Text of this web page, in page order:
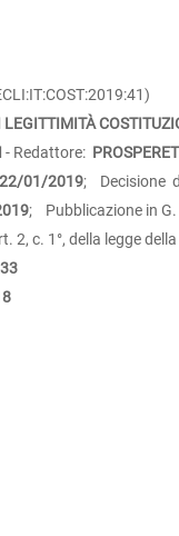
LEGITTIMITÀ
- Redattore:
22/01/2019; Decisione
; Pubblicazione in G.
2, c. 1°, della legge